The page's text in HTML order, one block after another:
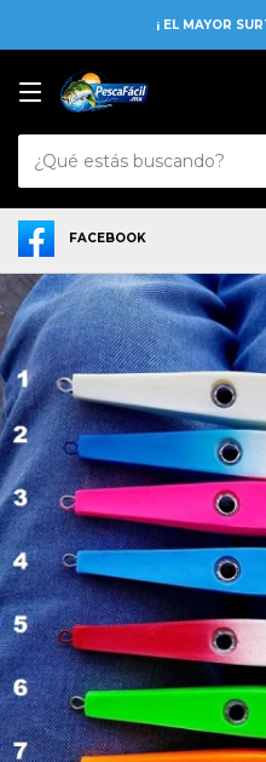
¡ EL MAYOR
FACEBOOK